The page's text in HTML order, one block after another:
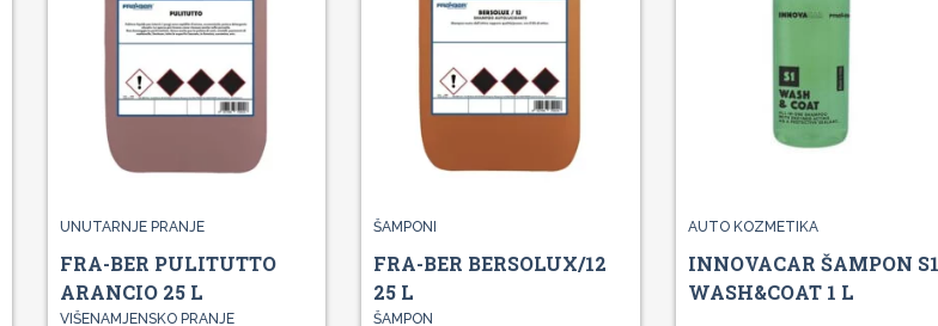
UNUTARNJE PRANJE
FRA-BER PULITUTTO
ARANCIO 25 L
VIŠENAMJENSKO PRANJE
ŠAMPONI
FRA-BER BERSOLUX/12
25 L
ŠAMPON
AUTO KOZMETIKA
INNOVACAR ŠAMPON S1
WASH&COAT 1 L